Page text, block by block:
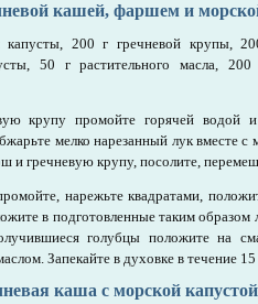
кашей, фаршем и
капусты, 200 г гречневой крупы,
50 г растительного масла,
крупу промойте горячей водой
мелко нарезанный лук вместе
и гречневую крупу, посолите,
нарежьте квадратами,
в подготовленные таким образом
голубцы положите на
Запекайте в духовке в течение
каша с морской капустой